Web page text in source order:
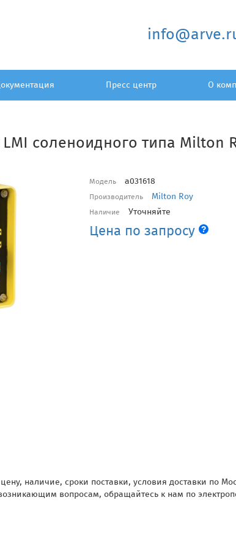
Пресс центр О
соленоидного типа Milton
Модель a031618
Производитель Milton Roy
Наличие Уточняйте
Цена по запросу
наличие, сроки поставки, условия доставки по
вопросам, обращайтесь к нам по